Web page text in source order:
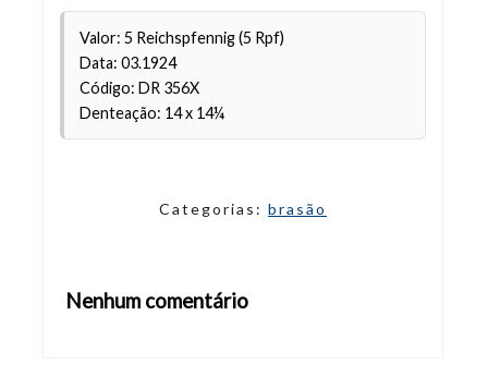
Valor: 5 Reichspfennig (5 Rpf)
Data: 03.1924
Código: DR 356X
Denteação: 14 x 14¼
Categorias: brasão
Nenhum comentário